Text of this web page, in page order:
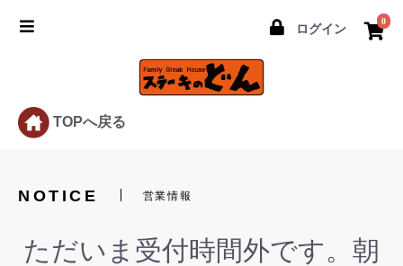
ログイン
0
TOPへ戻る
NOTICE 営業情報
ただいま受付時間外です。朝